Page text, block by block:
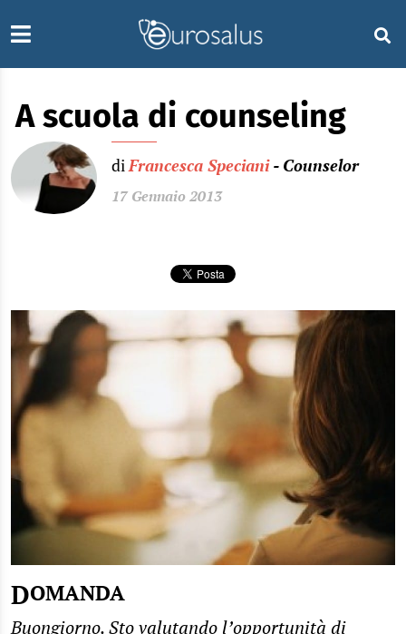
A scuola di counseling
diFrancesca Speciani - Counselor
17 Gennaio 2013
DOMANDA
Buongiorno. Sto valutando l’opportunità di